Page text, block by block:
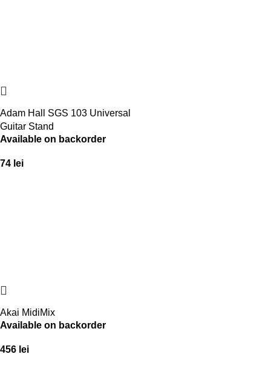
Adam Hall SGS 103 Universal
Guitar Stand
Available on backorder
74 lei
Akai MidiMix
Available on backorder
456 lei